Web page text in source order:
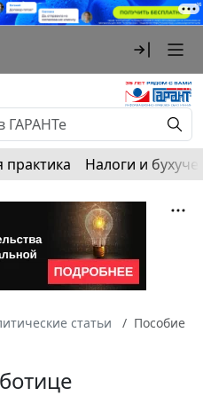
практика Налоги и
статьи
Пособие